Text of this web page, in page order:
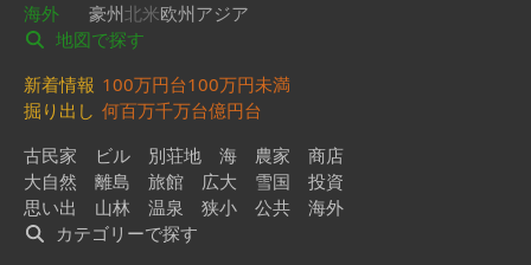
海外
豪州北米欧州アジア
地図で探す
新着情報 100万円台100万円未満
掘り出し 何百万千万台億円台
古民家
ビル 別荘地 海 農家
商店
大自然
離島 旅館 広大 雪国
投資
思い出
山林 温泉 狭小 公共
海外
カテゴリーで探す